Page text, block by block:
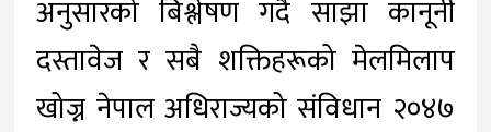
अनुसारको बिश्लेषण गर्दै साझा कानूनी
दस्तावेज र सबै शक्तिहरूको मेलमिलाप
खोज्न नेपाल अधिराज्यको संविधान २०४७